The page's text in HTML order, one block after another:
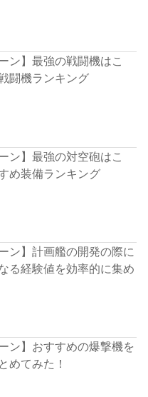
ン】最強の戦闘機はこ
闘機ランキング
ン】最強の対空砲はこ
め装備ランキング
ン】計画艦の開発の際に
る経験値を効率的に集め
ン】おすすめの爆撃機を
めてみた！